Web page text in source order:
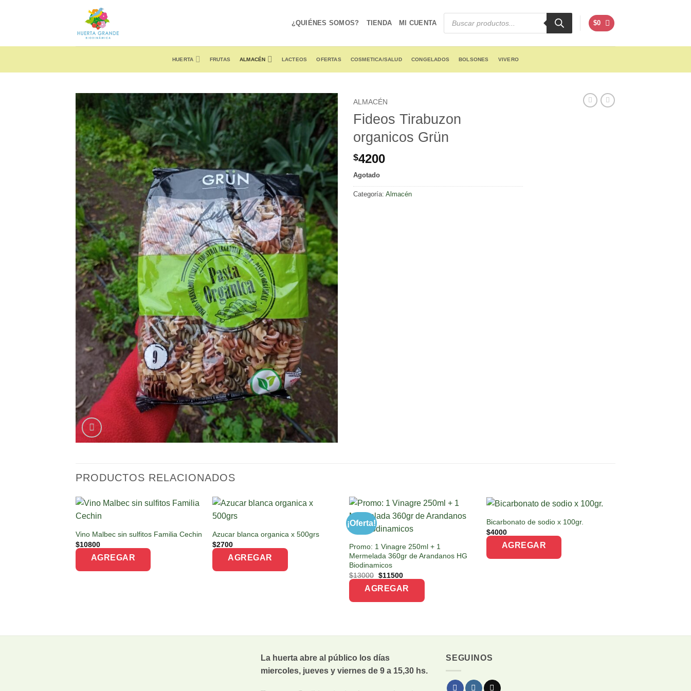
¿QUIÉNES SOMOS? TIENDA MI CUENTA
Products
search
$0
HUERTA FRUTAS ALMACÉN LACTEOS OFERTAS COSMETICA/SALUD CONGELADOS BOLSONES VIVERO
ALMACÉN
Fideos Tirabuzon
organicos Grün
$4200
Agotado
Categoría: Almacén
PRODUCTOS RELACIONADOS
Vino Malbec sin sulfitos Familia Cechin
$10800
AGREGAR
Azucar blanca organica x 500grs
$2700
AGREGAR
¡Oferta!
Promo: 1 Vinagre 250ml + 1
Mermelada 360gr de Arandanos HG
Biodinamicos
$13000 Original
was:
$11500Current
is:
$11500.
AGREGAR
Bicarbonato de sodio x 100gr.
$4000
AGREGAR
La huerta abre al público los días
miercoles, jueves y viernes de 9 a 15,30 hs.
SEGUINOS